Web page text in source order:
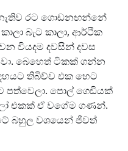
රට ගොඩනඟන්නේ
බැට කාලා, ආර්ථික
වියදම දවසින් දවස
බෙහෙත් ටිකක් ගන්න
තිබිච්ච එක හෙට
පත්වෙලා. පොල් ගෙඩියක්
එකක් ඒ වගේම ගණන්.
බහුල වශයෙන් ජීවත්